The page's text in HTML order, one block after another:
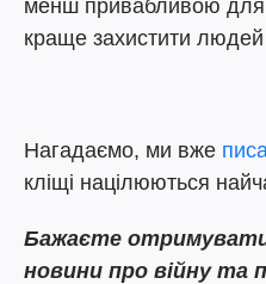
менш привабливою для
краще захистити
Нагадаємо, ми вже
кліщі націлюються
Бажаєте отримувати
новини про війну та